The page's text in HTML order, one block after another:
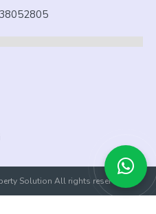
Solution All rights reserved